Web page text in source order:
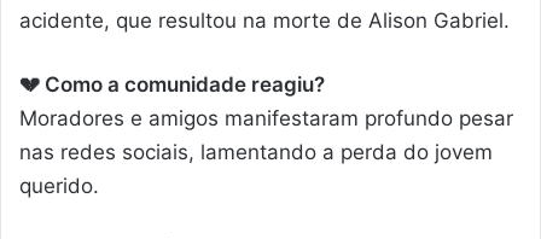
acidente, que resultou na morte de Alison Gabriel.
💔 Como a comunidade reagiu?
Moradores e amigos manifestaram profundo pesar
nas redes sociais, lamentando a perda do jovem
querido.